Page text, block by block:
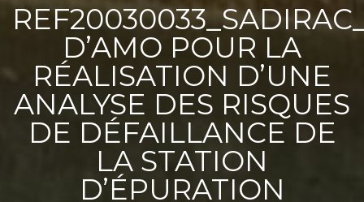
D’AMO POUR LA
RÉALISATION D’UNE
ANALYSE DES RISQUES
DE DÉFAILLANCE DE
LA STATION
D’ÉPURATION